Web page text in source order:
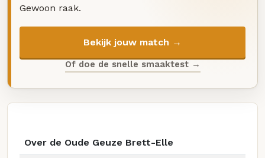
Gewoon raak.
Bekijk jouw match →
Of doe de snelle smaaktest →
Over de Oude Geuze Brett-Elle